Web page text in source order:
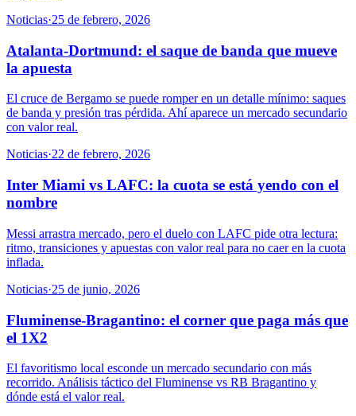
Noticias·25 de febrero, 2026
Atalanta-Dortmund: el saque de banda que mueve
la apuesta
El cruce de Bergamo se puede romper en un detalle mínimo: saques
de banda y presión tras pérdida. Ahí aparece un mercado secundario
con valor real.
Noticias·22 de febrero, 2026
Inter Miami vs LAFC: la cuota se está yendo con el
nombre
Messi arrastra mercado, pero el duelo con LAFC pide otra lectura:
ritmo, transiciones y apuestas con valor real para no caer en la cuota
inflada.
Noticias·25 de junio, 2026
Fluminense-Bragantino: el corner que paga más que
el 1X2
El favoritismo local esconde un mercado secundario con más
recorrido. Análisis táctico del Fluminense vs RB Bragantino y
dónde está el valor real.